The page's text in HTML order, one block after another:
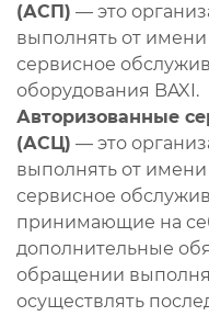
(АСП) — это
выполнять от
сервисное
оборудования BAXI.
Авторизованные
(АСЦ) — это
выполнять от
сервисное
принимающие на
дополнительные
обращении
осуществлять